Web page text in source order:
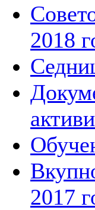
2018
2017